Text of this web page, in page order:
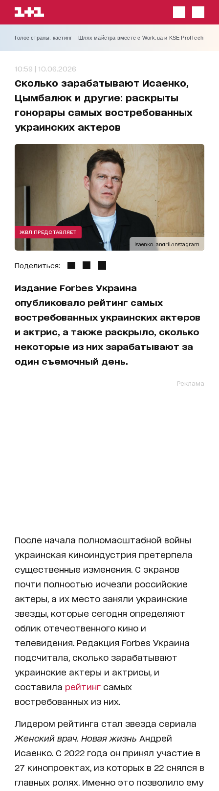
Голос страны: кастинг Шлях майстра вместе с Work.ua и KSE ProfTech
10:59 | 10.06.2026
Сколько зарабатывают Исаенко,
Цымбалюк и другие: раскрыты
гонорары самых востребованных
украинских актеров
isaenko_andrii/Instagram
ЖВЛ ПРЕДСТАВЛЯЕТ
Поделиться:
Издание Forbes Украина
опубликовало рейтинг самых
востребованных украинских актеров
и актрис, а также раскрыло, сколько
некоторые из них зарабатывают за
один съемочный день.
Реклама
После начала полномасштабной войны
украинская киноиндустрия претерпела
существенные изменения. С экранов
почти полностью исчезли российские
актеры, а их место заняли украинские
звезды, которые сегодня определяют
облик отечественного кино и
телевидения. Редакция Forbes Украина
подсчитала, сколько зарабатывают
украинские актеры и актрисы, и
составила рейтинг самых
востребованных из них.
Лидером рейтинга стал звезда сериала
Женский врач. Новая жизнь Андрей
Исаенко. С 2022 года он принял участие в
27 кинопроектах, из которых в 22 снялся в
главных ролях. Именно это позволило ему